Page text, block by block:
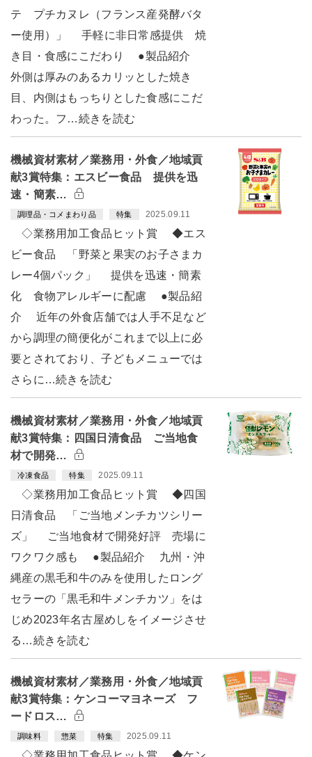
テ プチカヌレ（フランス産発酵バタ
ー使用）」 手軽に非日常感提供 焼
き目・食感にこだわり ●製品紹介
外側は厚みのあるカリッとした焼き
目、内側はもっちりとした食感にこだ
わった。フ…続きを読む
機械資材素材／業務用・外食／地域貢
献3賞特集：エスビー食品 提供を迅
速・簡素…
調理品・コメまわり品 特集 2025.09.11
◇業務用加工食品ヒット賞 ◆エス
ビー食品 「野菜と果実のお子さまカ
レー4個パック」 提供を迅速・簡素
化 食物アレルギーに配慮 ●製品紹
介 近年の外食店舗では人手不足など
から調理の簡便化がこれまで以上に必
要とされており、子どもメニューでは
さらに…続きを読む
機械資材素材／業務用・外食／地域貢
献3賞特集：四国日清食品 ご当地食
材で開発…
冷凍食品 特集 2025.09.11
◇業務用加工食品ヒット賞 ◆四国
日清食品 「ご当地メンチカツシリー
ズ」 ご当地食材で開発好評 売場に
ワクワク感も ●製品紹介 九州・沖
縄産の黒毛和牛のみを使用したロング
セラーの「黒毛和牛メンチカツ」をは
じめ2023年名古屋めしをイメージさせ
る…続きを読む
機械資材素材／業務用・外食／地域貢
献3賞特集：ケンコーマヨネーズ フ
ードロス…
調味料 惣菜 特集 2025.09.11